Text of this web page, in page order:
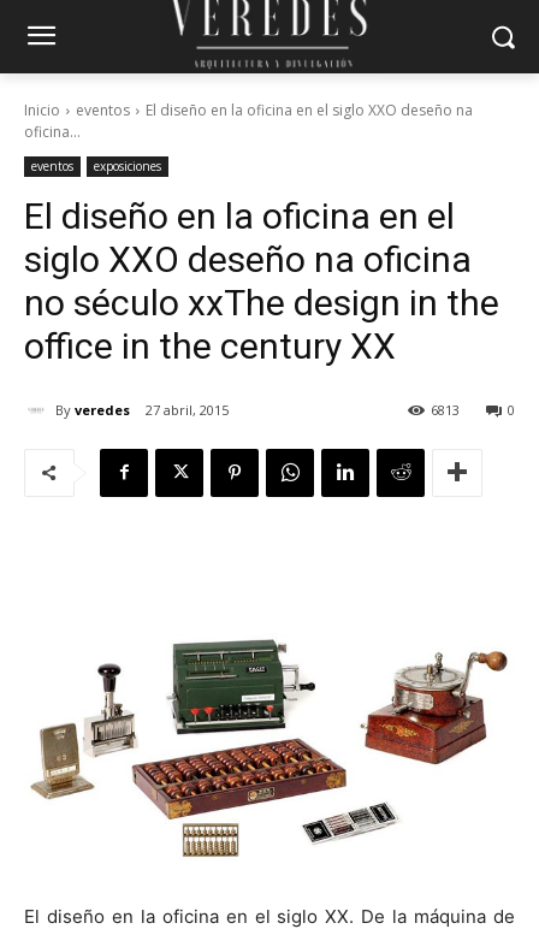
Inicio eventos
El diseño en la oficina en el siglo XXO deseño na
oficina...
eventos exposiciones
El diseño en la oficina en el
siglo XXO deseño na oficina
no século xxThe design in the
office in the century XX
By veredes 27 abril, 2015 0
6813
El diseño en la oficina en el siglo XX. De la máquina de